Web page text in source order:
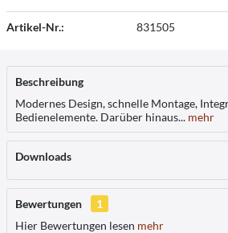
Artikel-Nr.: 831505
Beschreibung
Modernes Design, schnelle Montage,
Bedienelemente. Darüber hinaus... mehr
Downloads
Bewertungen
1
Hier Bewertungen lesen mehr